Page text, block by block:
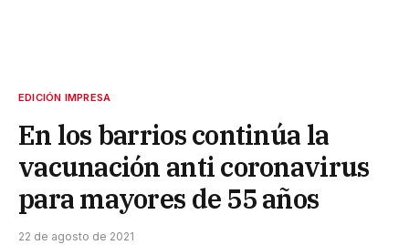
EDICIÓN IMPRESA
En los barrios continúa la
vacunación anti coronavirus
para mayores de 55 años
22 de agosto de 2021